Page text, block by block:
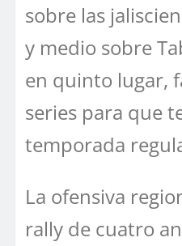
sobre las
y medio sobre
en quinto lugar,
series para que
temporada
La ofensiva
rally de cuatro